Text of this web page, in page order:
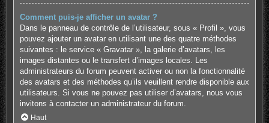
Comment puis-je afficher un avatar ?
Dans le panneau de contrôle de l’utilisateur, sous « Profil », vous
pouvez ajouter un avatar en utilisant une des quatre méthodes
suivantes : le service « Gravatar », la galerie d’avatars, les
images distantes ou le transfert d’images locales. Les
administrateurs du forum peuvent activer ou non la fonctionnalité
des avatars et des méthodes qu’ils veuillent rendre disponible aux
utilisateurs. Si vous ne pouvez pas utiliser d’avatars, nous vous
invitons à contacter un administrateur du forum.
Haut